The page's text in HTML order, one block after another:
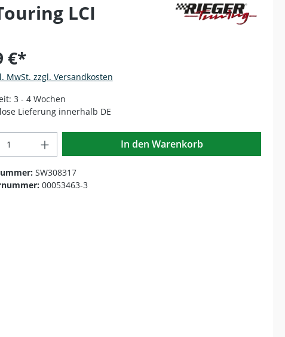
LCI
€*
MwSt. zzgl. Versandkosten
3 - 4 Wochen
Lieferung innerhalb DE
Anzahl: Gib den gewünschten Wert
In den Warenkorb
SW308317
00053463-3